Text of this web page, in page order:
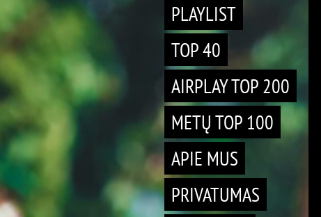
PLAYLIST
TOP 40
AIRPLAY TOP 200
METŲ TOP 100
APIE MUS
PRIVATUMAS